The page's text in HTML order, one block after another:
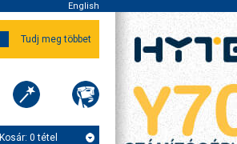
English
Tudj meg többet
Kosár: 0 tétel